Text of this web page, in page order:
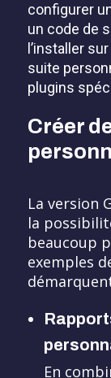
configurer
un code de
l’installer
suite
plugins
Créer
La version
la
beaucoup
exemples
En